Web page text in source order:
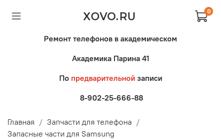
XOVO.RU 0
Ремонт телефонов в академическом
Академика Парина 41
По предварительнойзаписи
8-902-25-666-88
Главная
Запчасти для телефона
Запасные части для Samsung